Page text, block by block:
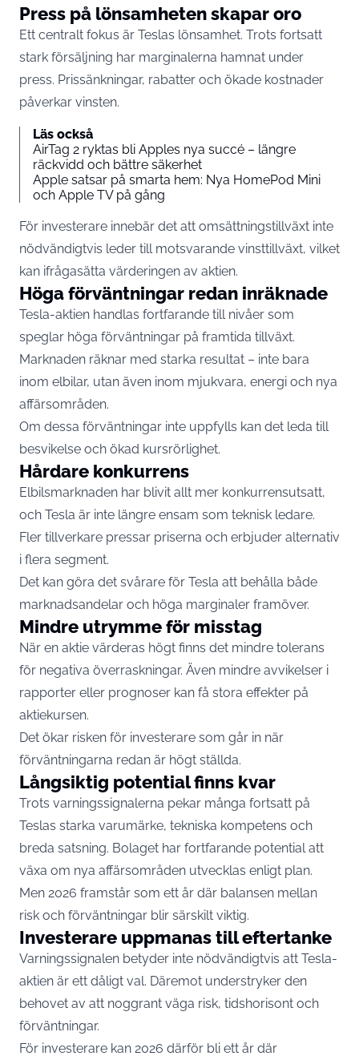
Press på lönsamheten skapar oro
Ett centralt fokus är Teslas lönsamhet. Trots fortsatt
stark försäljning har marginalerna hamnat under
press. Prissänkningar, rabatter och ökade kostnader
påverkar vinsten.
Läs också
AirTag 2 ryktas bli Apples nya succé – längre
räckvidd och bättre säkerhet
Apple satsar på smarta hem: Nya HomePod Mini
och Apple TV på gång
För investerare innebär det att omsättningstillväxt inte
nödvändigtvis leder till motsvarande vinsttillväxt, vilket
kan ifrågasätta värderingen av aktien.
Höga förväntningar redan inräknade
Tesla-aktien handlas fortfarande till nivåer som
speglar höga förväntningar på framtida tillväxt.
Marknaden räknar med starka resultat – inte bara
inom elbilar, utan även inom mjukvara, energi och nya
affärsområden.
Om dessa förväntningar inte uppfylls kan det leda till
besvikelse och ökad kursrörlighet.
Hårdare konkurrens
Elbilsmarknaden har blivit allt mer konkurrensutsatt,
och Tesla är inte längre ensam som teknisk ledare.
Fler tillverkare pressar priserna och erbjuder alternativ
i flera segment.
Det kan göra det svårare för Tesla att behålla både
marknadsandelar och höga marginaler framöver.
Mindre utrymme för misstag
När en aktie värderas högt finns det mindre tolerans
för negativa överraskningar. Även mindre avvikelser i
rapporter eller prognoser kan få stora effekter på
aktiekursen.
Det ökar risken för investerare som går in när
förväntningarna redan är högt ställda.
Långsiktig potential finns kvar
Trots varningssignalerna pekar många fortsatt på
Teslas starka varumärke, tekniska kompetens och
breda satsning. Bolaget har fortfarande potential att
växa om nya affärsområden utvecklas enligt plan.
Men 2026 framstår som ett år där balansen mellan
risk och förväntningar blir särskilt viktig.
Investerare uppmanas till eftertanke
Varningssignalen betyder inte nödvändigtvis att Tesla-
aktien är ett dåligt val. Däremot understryker den
behovet av att noggrant väga risk, tidshorisont och
förväntningar.
För investerare kan 2026 därför bli ett år där